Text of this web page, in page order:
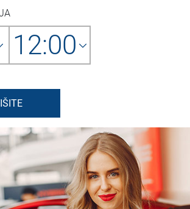
12:00